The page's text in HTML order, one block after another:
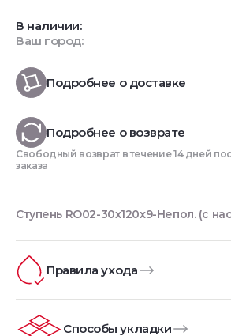
В наличии:
Ваш город:
Подробнее о доставке
Подробнее о возврате
Свободный возврат в течение 14 дней
заказа
Ступень RO02-30x120x9-Непол. (с
Правила ухода
Способы укладки